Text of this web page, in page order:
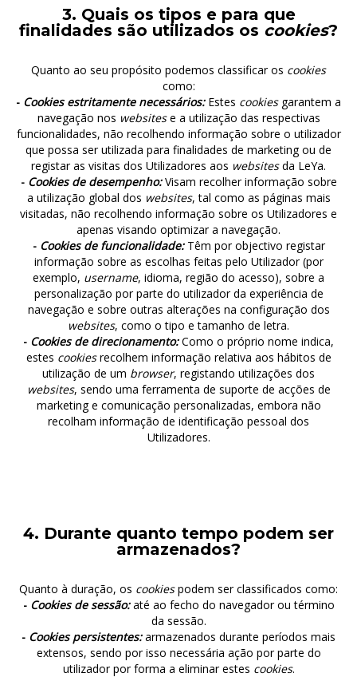
3. Quais os tipos e para que
finalidades são utilizados os cookies?
Quanto ao seu propósito podemos classificar os cookies
como:
- Cookies estritamente necessários:Estes cookiesgarantem a
navegação nos websitese a utilização das respectivas
funcionalidades, não recolhendo informação sobre o utilizador
que possa ser utilizada para finalidades de marketing ou de
registar as visitas dos Utilizadores aos websitesda LeYa.
- Cookies de desempenho:Visam recolher informação sobre
a utilização global dos websites, tal como as páginas mais
visitadas, não recolhendo informação sobre os Utilizadores e
apenas visando optimizar a navegação.
- Cookies de funcionalidade:Têm por objectivo registar
informação sobre as escolhas feitas pelo Utilizador (por
exemplo, username, idioma, região do acesso), sobre a
personalização por parte do utilizador da experiência de
navegação e sobre outras alterações na configuração dos
websites, como o tipo e tamanho de letra.
- Cookies de direcionamento:Como o próprio nome indica,
estes cookiesrecolhem informação relativa aos hábitos de
utilização de um browser, registando utilizações dos
websites, sendo uma ferramenta de suporte de acções de
marketing e comunicação personalizadas, embora não
recolham informação de identificação pessoal dos
Utilizadores.
4. Durante quanto tempo podem ser
armazenados?
Quanto à duração, os cookiespodem ser classificados como:
- Cookies de sessão:até ao fecho do navegador ou término
da sessão.
- Cookies persistentes:armazenados durante períodos mais
extensos, sendo por isso necessária ação por parte do
utilizador por forma a eliminar estes cookies.